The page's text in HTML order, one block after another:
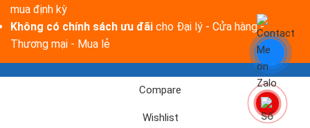
mua định kỳ
Không có chính sách ưu đãi cho Đại lý - Cửa hàng -
Thương mại - Mua lẻ
Compare
Wishlist